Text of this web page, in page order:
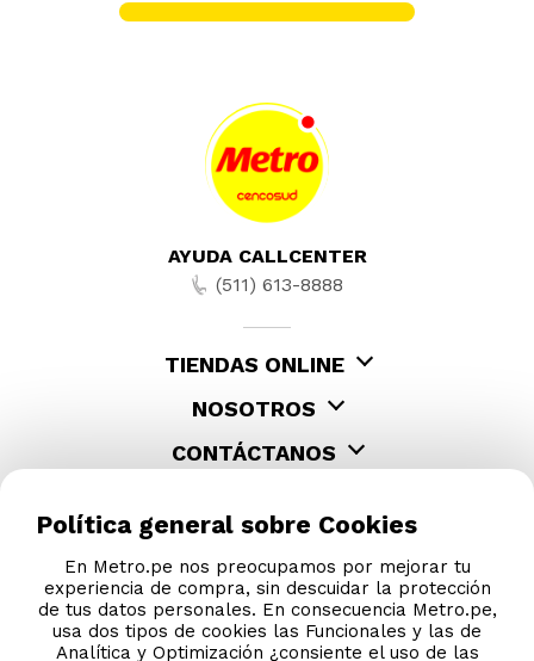
AYUDA CALLCENTER
(511) 613-8888
TIENDAS ONLINE
NOSOTROS
CONTÁCTANOS
Política general sobre Cookies
En Metro.pe nos preocupamos por mejorar tu
experiencia de compra, sin descuidar la protección
de tus datos personales. En consecuencia Metro.pe,
usa dos tipos de cookies las Funcionales y las de
Analítica y Optimización ¿consiente el uso de las